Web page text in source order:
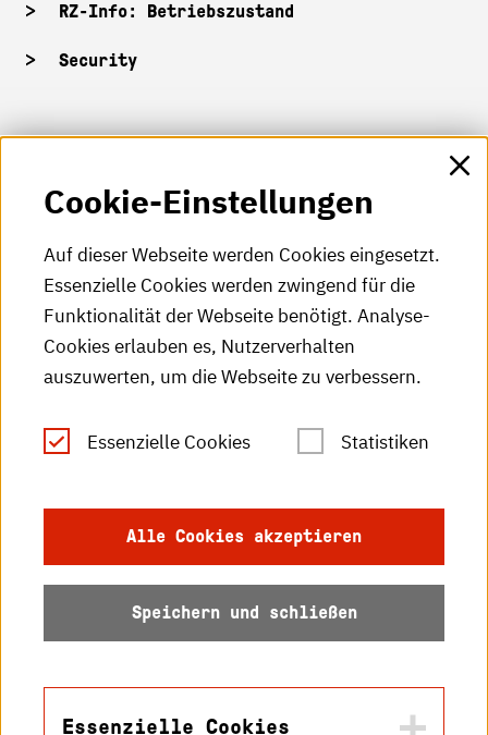
RZ-Info: Betriebszustand
Security
HKA-Shop
HKA-Videos
HKA-Podcast
HKA-Publikationen
RSS-Feed
Leichte Sprache
Datenschutz
Barrierefreiheit
Cookie-Einstellungen
Auf dieser Webseite werden Cookies eingesetzt.
Essenzielle Cookies werden zwingend für die
Funktionalität der Webseite benötigt. Analyse-
Cookies erlauben es, Nutzerverhalten
auszuwerten, um die Webseite zu verbessern.
Essenzielle Cookies Statistiken
Alle Cookies akzeptieren
Speichern und schließen
Essenzielle Cookies